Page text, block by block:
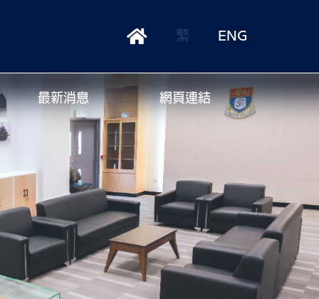
繁 ENG
最新消息 網頁連結